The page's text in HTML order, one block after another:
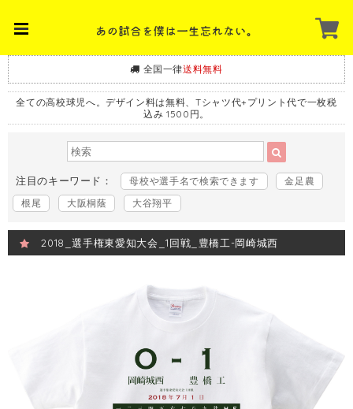
全国一律送料無料
全ての高校球児へ。デザイン料は無料、Tシャツ代+プリント代で一枚税
込み 1500円。
注目のキーワード： 母校や選手名で検索できます
金足農
根尾
大阪桐蔭 大谷翔平
2018_選手権東愛知大会_1回戦_豊橋工-岡崎城西